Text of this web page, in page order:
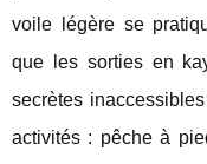
voile légère se
que les sorties en
secrètes
activités : pêche à